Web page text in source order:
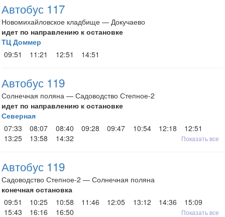
Автобус 117
Новомихайловское кладбище — Докучаево
идет по направлению к остановке
ТЦ Доммер
09:51
11:21 12:51 14:51
Автобус 119
Солнечная поляна — Садоводство Степное-2
идет по направлению к остановке
Северная
07:33
08:07 08:40 09:28 09:47 10:54 12:18
12:51
13:25
13:58 14:32 Показать все
Автобус 119
Садоводство Степное-2 — Солнечная поляна
конечная остановка
09:51
10:25 10:58 11:46 12:05 13:12 14:36
15:09
15:43
16:16 16:50 Показать все